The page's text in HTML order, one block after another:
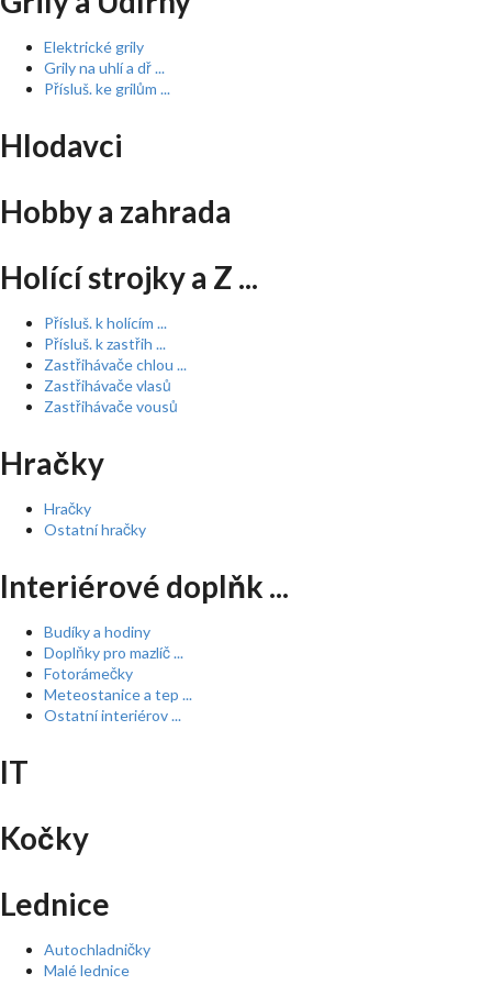
Elektrické grily
Grily na uhlí a dř ...
Přísluš. ke grilům ...
Hlodavci
Hobby a zahrada
Holící strojky a Z ...
Přísluš. k holícím ...
Přísluš. k zastřih ...
Zastřihávače chlou ...
Zastřihávače vlasů
Zastřihávače vousů
Hračky
Hračky
Ostatní hračky
Interiérové doplňk ...
Budíky a hodiny
Doplňky pro mazlíč ...
Fotorámečky
Meteostanice a tep ...
Ostatní interiérov ...
IT
Kočky
Lednice
Autochladničky
Malé lednice